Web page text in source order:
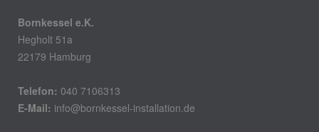
Bornkessel e.K.
Hegholt 51a
22179 Hamburg
Telefon: 040 7106313
E-Mail: info@bornkessel-installation.de